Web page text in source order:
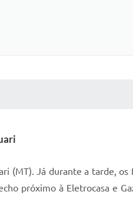
(MT). Já durante a tarde, os
próximo à Eletrocasa e